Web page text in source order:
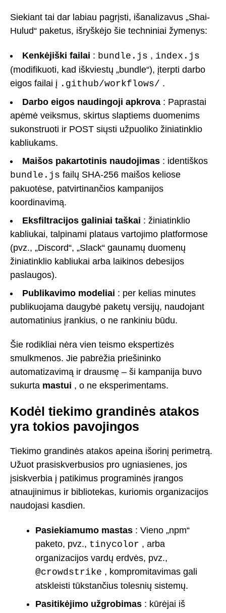
Siekiant tai dar labiau pagrįsti, išanalizavus „Shai-
Hulud“ paketus, išryškėjo šie techniniai žymenys:
Kenkėjiški failai : bundle.js , index.js
(modifikuoti, kad iškviestų „bundle“), įterpti darbo
eigos failai į .github/workflows/ .
Darbo eigos naudingoji apkrova : Paprastai
apėmė veiksmus, skirtus slaptiems duomenims
sukonstruoti ir POST siųsti užpuoliko žiniatinklio
kabliukams.
Maišos pakartotinis naudojimas : identiškos
bundle.js failų SHA-256 maišos keliose
pakuotėse, patvirtinančios kampanijos
koordinavimą.
Eksfiltracijos galiniai taškai : žiniatinklio
kabliukai, talpinami plataus vartojimo platformose
(pvz., „Discord“, „Slack“ gaunamų duomenų
žiniatinklio kabliukai arba laikinos debesijos
paslaugos).
Publikavimo modeliai : per kelias minutes
publikuojama daugybė paketų versijų, naudojant
automatinius įrankius, o ne rankiniu būdu.
Šie rodikliai nėra vien teismo ekspertizės
smulkmenos. Jie pabrėžia priešininko
automatizavimą ir drausmę – ši kampanija buvo
sukurta mastui , o ne eksperimentams.
Kodėl tiekimo grandinės atakos
yra tokios pavojingos
Tiekimo grandinės atakos apeina išorinį perimetrą.
Užuot prasiskverbusios pro ugniasienes, jos
įsiskverbia į patikimus programinės įrangos
atnaujinimus ir bibliotekas, kuriomis organizacijos
naudojasi kasdien.
Pasiekiamumo mastas : Vieno „npm“
paketo, pvz., tinycolor , arba
organizacijos vardų erdvės, pvz.,
@crowdstrike , kompromitavimas gali
atskleisti tūkstančius tolesnių sistemų.
Pasitikėjimo užgrobimas : kūrėjai iš